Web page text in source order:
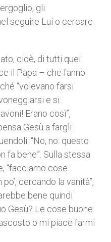
gli
seguire Lui o cercare
cioè, di tutti quei
il Papa – che fanno
“volevano farsi
e si
Erano così”,
Gesù a fargli
“No, no: questo
fa bene”. Sulla stessa
“facciamo cose
cercando la vanità”,
bene quindi
Gesù? Le cose buone
o mi piace farmi